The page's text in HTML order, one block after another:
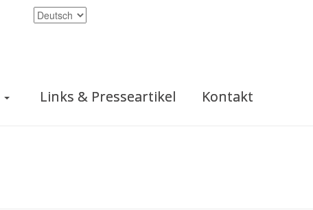
Links & Presseartikel Kontakt